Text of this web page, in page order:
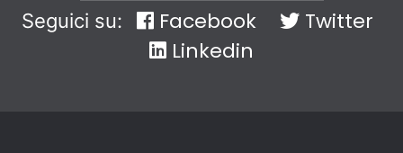
Seguici su: Facebook
Twitter
Linkedin